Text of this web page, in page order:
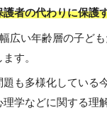
者の代わりに保護
広い年齢層の子ど
す。
も多様化している
理学などに関する理